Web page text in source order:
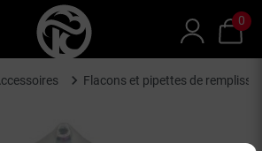
0
Flacons et pipettes de